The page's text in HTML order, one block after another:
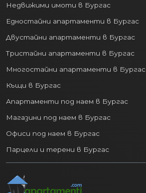
Недвижими имоти в Бургас
Едностайни апартаменти в Бургас
Двустайни апартаменти в Бургас
Тристайни апартаменти в Бургас
Многостайни апартаменти в Бургас
Къщи в Бургас
Апартаменти под наем в Бургас
Магазини под наем в Бургас
Офиси под наем в Бургас
Парцели и терени в Бургас